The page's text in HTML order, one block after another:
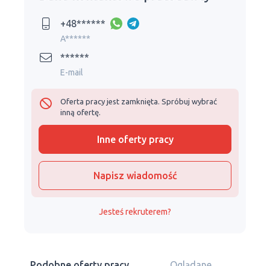
+48******
A******
******
E-mail
Oferta pracy jest zamknięta. Spróbuj wybrać
inną ofertę.
Inne oferty pracy
Napisz wiadomość
Jesteś rekruterem?